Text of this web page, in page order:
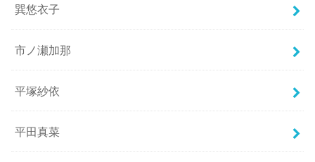
巽悠衣子
市ノ瀬加那
平塚紗依
平田真菜